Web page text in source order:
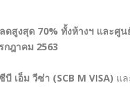
ดสูงสุด 70% ทั้งห้างฯ และศู
กฎาคม 2563
บี เอ็ม วีซ่า (SCB M VISA) แ